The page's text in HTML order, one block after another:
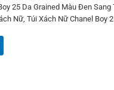
25 Da Grained Màu Đen Sang
Nữ, Túi Xách Nữ Chanel Boy